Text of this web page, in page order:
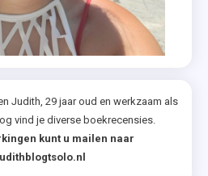
Judith, 29 jaar oud en werkzaam als
vind je diverse boekrecensies.
kunt u mailen naar